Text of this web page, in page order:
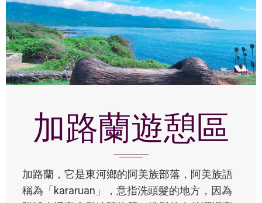
加路蘭遊憩區
加路蘭，它是東河鄉的阿美族部落，阿美族語
稱為「kararuan」，意指洗頭髮的地方，因為